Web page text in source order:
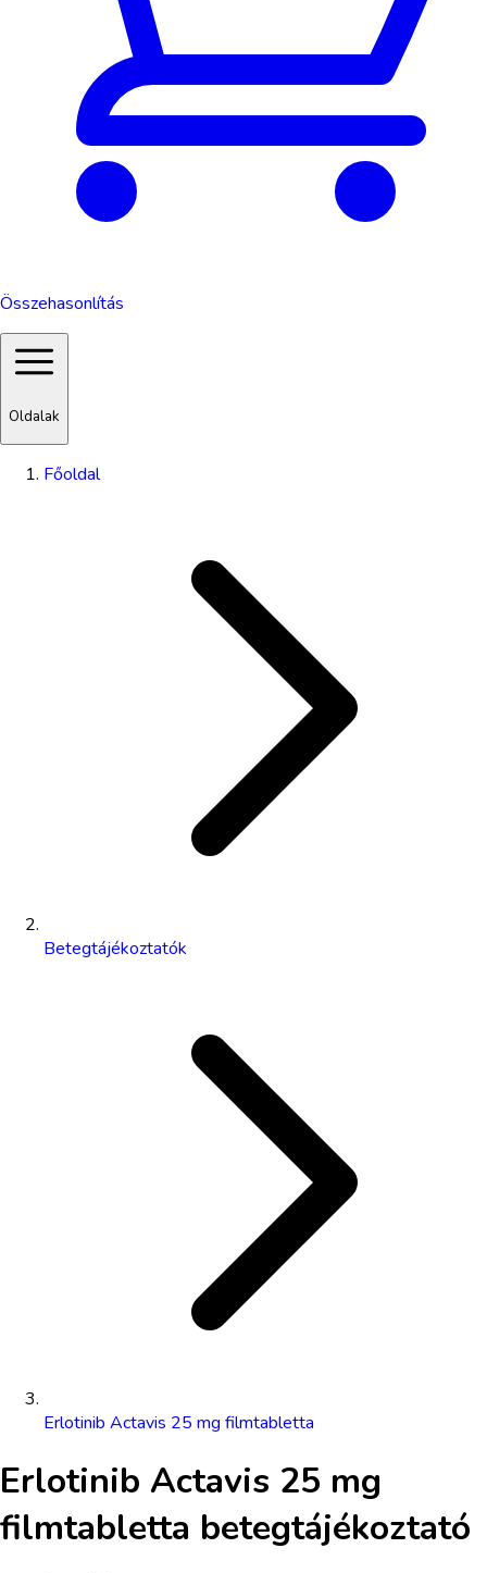
Összehasonlítás
Oldalak
Főoldal
Betegtájékoztatók
Erlotinib Actavis 25 mg filmtabletta
Erlotinib Actavis 25 mg
filmtabletta betegtájékoztató